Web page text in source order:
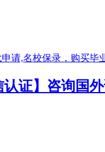
证】咨询国